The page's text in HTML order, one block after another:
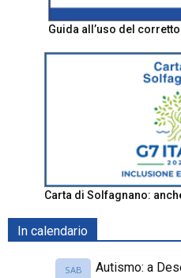
Guida all’uso del
Carta di Solfagnano:
In calendario
SAB
Autismo: a